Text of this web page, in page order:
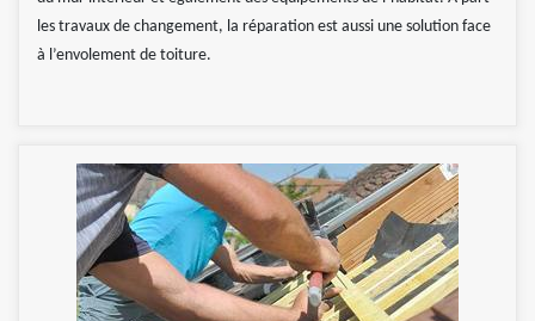
les travaux de changement, la réparation est aussi une solution face
à l’envolement de toiture.